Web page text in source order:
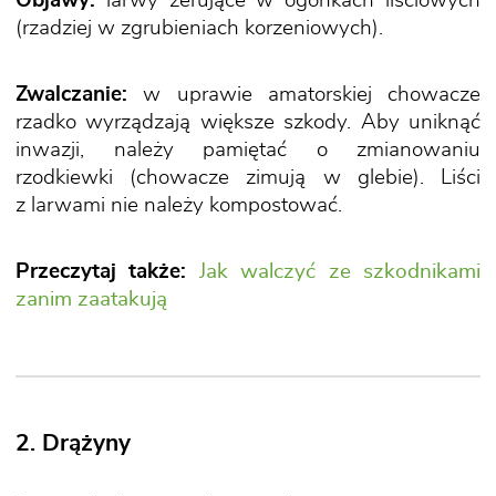
(rzadziej w zgrubieniach korzeniowych).
Zwalczanie: w uprawie amatorskiej chowacze
rzadko wyrządzają większe szkody. Aby uniknąć
inwazji, należy pamiętać o zmianowaniu
rzodkiewki (chowacze zimują w glebie). Liści
z larwami nie należy kompostować.
Przeczytaj także:
Jak walczyć ze szkodnikami
zanim zaatakują
2. Drążyny